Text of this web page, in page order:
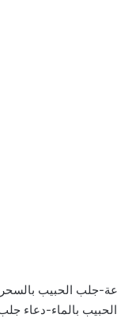
جلب الحبيب
بالماء-دعاء